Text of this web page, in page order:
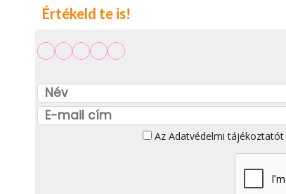
Értékeld te is!
Az Adatvédelmi tájékoztatót